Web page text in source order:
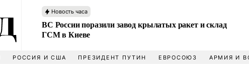
Новость часа
ВС России поразили завод крылатых ракет и склад
ГСМ в Киеве
РОССИЯ И США ПРЕЗИДЕНТ ПУТИН ЕВРОСОЮЗ АРМИЯ И